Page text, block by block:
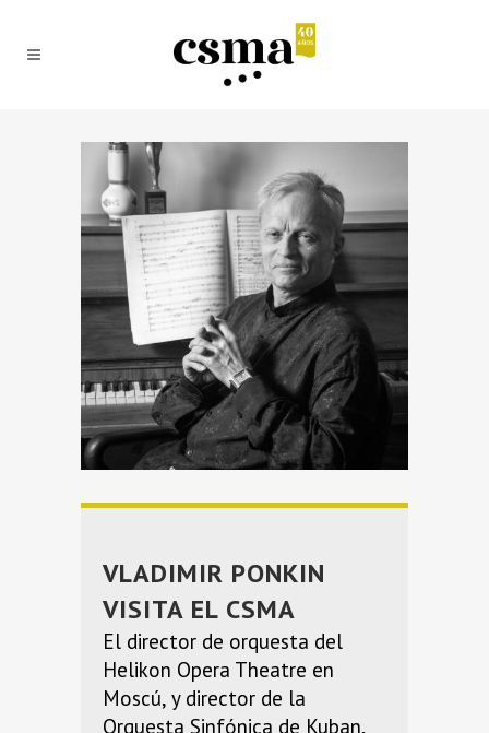
VLADIMIR PONKIN
VISITA EL CSMA
El director de orquesta del
Helikon Opera Theatre en
Moscú, y director de la
Orquesta Sinfónica de Kuban,